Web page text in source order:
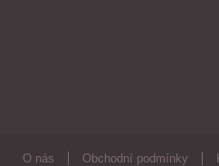
O nás Obchodní podmínky